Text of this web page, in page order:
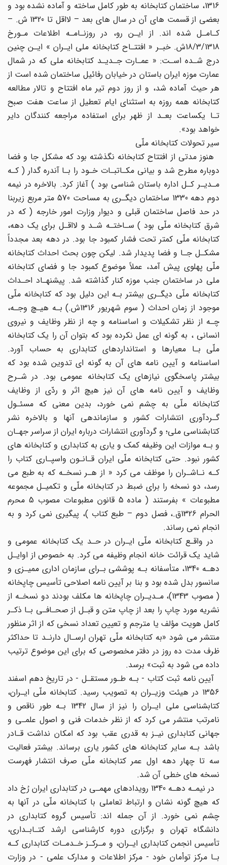
1316، ساختمان کتابخانه به طور کامل ساخته و آماده نشده بود و
بعضی از قسمت های آن در سال های بعد – لااقل تا 1320 ش. –
کـامـل شده اند. از ایـن رو، در روزنـامـه اطلاعات مـورخ
18/3/1318ش. خبـر « افتتـاح کتابخانه ملی ایـران » ایـن چنین
درج شـده اسـت: « عمـارت جـدیـد کتابخانه ملی که در شمال
عمارت موزه ایران باستان در خیابان رفائیل ساختمان شده است از
هر حیث آماده شد، و از روز دوم تیر ماه افتتاح و تالار مطالعه
کتابخانه همه روزه به استثنای ایام تعطیل از ساعت هفت صبح
تـا یکساعت بعـد از ظهر برای استفاده مراجعه کنندگان دایر
خواهد بود».
سیر تحولات کتابخانه ملّی
هنوز مدتی از افتتاح کتابخانه نگذشته بود که مشکل جا و فضا
دوباره مطرح شد و بیانی مکـاتبـات خـود را بـا آندره گدار ( کـه
مـدیـر کـل اداره باستان شناسی بود ) آغاز کرد. بالاخره در نیمه
دوم دهه 1330 ساختمان دیگـری به مساحت 570 متر مربع زیربنا
در حد فاصل ساختمان قبلی و دیوار وزارت امور خارجه ( که در
شرق کتابخانه ملّی بود ) سـاختـه شـد و لااقـل برای یک دهه،
کتابخانه ملّی کمتر تحت فشار کمبود جا بود. در دهه بعد مجدداً
مشکـل جـا و فضا پدیدار شد. لیکن چون بحث احداث کتابخانه
ملّی پهلوی پیش آمد، عملاً موضوع کمبود جا و فضای کتابخانه
ملی در ساختمان جنب موزه کنار گذاشته شد. پیشنهـاد احـداث
کتابخانه ملّی دیگـری بیشتر بـه این دلیل بود که کتابخانه ملّی
موجود از زمان احداث ( سوم شهریور 1316ش.) بـه هیـچ وجـه،
چـه از نظر تشکیلات و اساسنامه و چه از نظر وظایف و نیروی
انسانی ، به گونه ای عمل نکرده بود که بتوان آن را یک کتابخانه
ملّی بـا معیارها و استانداردهای کتابداری به حساب آورد.
اساسنامه و آیین نامه های آن به گونه ای تدوین شده بود که
بیشتر پاسخگوی نیازهای یک کتابخانه عمومی بود. در شـرح
وظایف و آیین نامه های آن نیز هیچ اثر و ردّی از وظایف
کتابخانه ملّی به چشم نمی خورد، بدین معنی که مسئـول
گـردآوری انتشارات کشور و سازماندهی آنها و بالاخره نشر
کتابشناسی ملی؛ و گردآوری انتشارات درباره ایران از سراسر جهـان
و بـه موازات این وظیفه کمک و یاری به کتابداری و کتابخانه های
کشور نبود. حتی کتابخانه ملّی ایران قـانـون واسپـاری کتاب را
کـه نـاشـران را موظف می کرد « از هـر نسخـه که به طبع می
رسد، دو نسخه را برای ضبط در کتابخانه ملّی و تکمیـل مجموعه
مطبوعات » بفرستند ( ماده 5 قانون مطبوعات مصوب 5 محرم
الحرام 1326ق.، فصل دوم – طبع کتاب )، پیگیری نمی کرد و به
انجام نمی رساند.
در واقـع کتابخانه ملّی ایـران در حـد یک کتابخانه عمومی و
شاید یک قرائت خانه انجام وظیفه می کرد. به خصوص از اوایـل
دهـه 1340، متأسفانه بـه پوششی بـرای سازمان اداری ممیـزی و
سانسور بدل شده بود و بنا بر آیین نامه اصلاحی تأسیس چاپخانه
( مصوب 1343)، مـدیـران چاپخانه ها مکلف بودند دو نسخـه از
نشریه مورد چاپ را بعد از چاپ متن و قبـل از صحـافـی بـا ذکـر
کامل هویت مؤلف یا مترجم و تعیین تعداد نسخی که از اثر منظور
منتشر می شود «به کتابخانه ملّی تهران ارسـال دارنـد تا حداکثر
ظرف مدت ده روز در دفتر مخصوصی که برای این موضوع ترتیب
داده می شود به ثبت» برسد.
آیین نامه ثبت کتاب - بـه طـور مستقـل - در تاریخ دهم اسفند
1356 در هیئت وزیـران به تصویب رسید. کتابخانه ملّی ایـران،
کتابشناسی ملی ایـران را نیز از سال 1342 بـه طور ناقص و
نامرتب منتشر می کرد که از نظر خدمات فنی و اصول علمـی و
جهانی کتابداری نیـز به قدری عقب بود که امکان نداشت قـادر
باشد بـه سایر کتابخانه های کشور یاری برساند. بیشتر فعالیت
سه تا چهار دهه اول عمر کتابخانه ملّی صرف انتشار فهرست
نسخه های خطی آن شد.
در نیمـه دهـه 1340 رویدادهای مهمـی در کتابداری ایران رُخ داد
که هیچ گونه نشان و ارتباط تعاملی با کتابخانه ملّی در آنها به
چشم نمی خورد. از آن جمله اند: تأسیس گروه کتابداری در
دانشگاه تهران و برگزاری دوره کارشناسی ارشد کتـابـداری،
تأسیس انجمن کتابداری ایـران، و مـرکـز خـدمـات کتابداری کـه
بـا مرکز توأمان خود - مرکز اطلاعات و مدارک علمی - در وزارت